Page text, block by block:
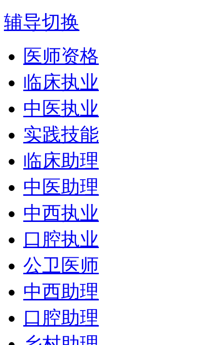
辅导切换
医师资格
临床执业
中医执业
实践技能
临床助理
中医助理
中西执业
口腔执业
公卫医师
中西助理
口腔助理